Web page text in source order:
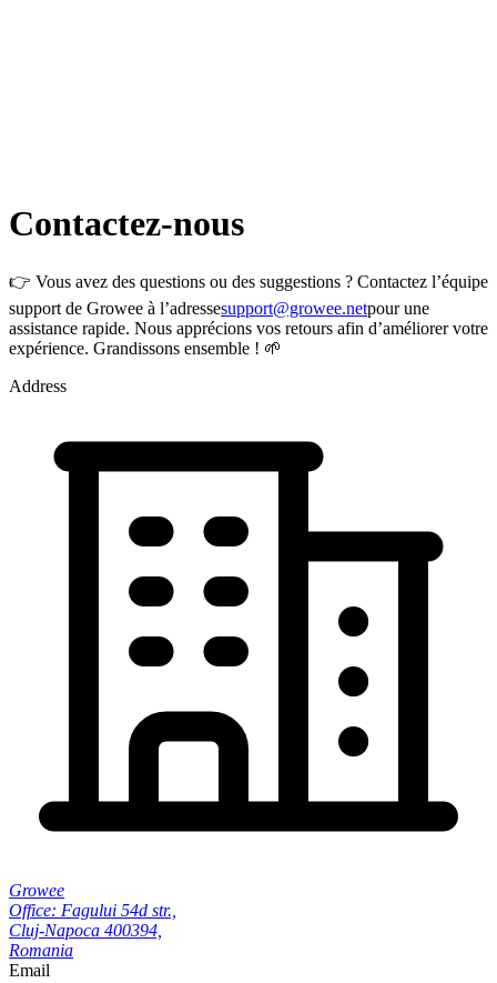
Contactez-nous
👉 Vous avez des questions ou des suggestions ? Contactez l’équipe
support de Growee à l’adressesupport@growee.netpour une
assistance rapide. Nous apprécions vos retours afin d’améliorer votre
expérience. Grandissons ensemble ! 🌱
Address
Growee
Office: Fagului 54d str.,
Cluj-Napoca 400394,
Romania
Email